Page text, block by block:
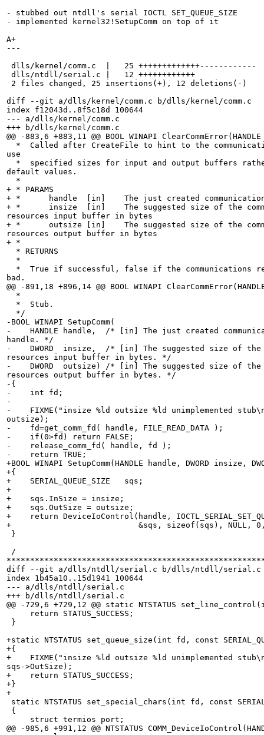
- stubbed out ntdll's serial IOCTL SET_QUEUE_SIZE
- implemented kernel32!SetupComm on top of it
A+
---
diff --git a/dlls/kernel/comm.c b/dlls/kernel/comm.c
index f12043d..8f5c18d 100644
--- a/dlls/kernel/comm.c
+++ b/dlls/kernel/comm.c
@@ -883,6 +883,11 @@ BOOL WINAPI
use
default values.
+ * PARAMS
+ *      handle  [in]    The just created communication
+ *      insize  [in]    The suggested size of the
resources input buffer in bytes
+ *      outsize [in]    The suggested size of the
resources output buffer in bytes
+ *
bad.
@@ -891,18 +896,14 @@ BOOL WINAPI
-BOOL WINAPI SetupComm(
-    HANDLE handle,  /* [in] The just created
handle. */
-    DWORD  insize,  /* [in] The suggested size of the
resources input buffer in bytes. */
-    DWORD  outsize) /* [in] The suggested size of the
resources output buffer in bytes. */
-{
-    int fd;
-
-    FIXME("insize %ld outsize %ld unimplemented
outsize);
-    fd=get_comm_fd( handle, FILE_READ_DATA );
-    if(0>fd) return FALSE;
-    release_comm_fd( handle, fd );
-    return TRUE;
+BOOL WINAPI SetupComm(HANDLE handle, DWORD insize,
+{
+    SERIAL_QUEUE_SIZE   sqs;
+
+    sqs.InSize = insize;
+    sqs.OutSize = outsize;
+    return DeviceIoControl(handle,
+                           &sqs, sizeof(sqs), NULL, 0,
diff --git a/dlls/ntdll/serial.c b/dlls/ntdll/serial.c
index 1b45a10..15d1941 100644
--- a/dlls/ntdll/serial.c
+++ b/dlls/ntdll/serial.c
@@ -729,6 +729,12 @@ static NTSTATUS
+static NTSTATUS set_queue_size(int fd, const
+{
+    FIXME("insize %ld outsize %ld unimplemented
sqs->OutSize);
+    return STATUS_SUCCESS;
+}
+
@@ -985,6 +991,12 @@ NTSTATUS